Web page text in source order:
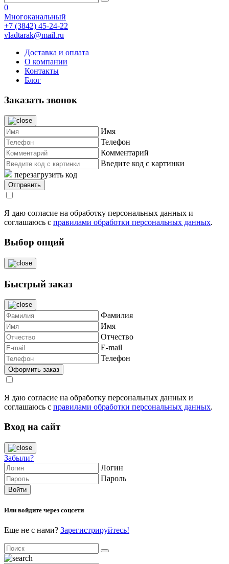
0
Многоканальный
+7 (3842) 45-24-22
vladtarak@mail.ru
Доставка и оплата
О компании
Контакты
Блог
Заказать звонок
Имя
Телефон
Комментарий
Введите код с картинки
перезагрузить код
Я даю согласие на обработку персональных данных и
соглашаюсь с правилами обработки персональных данных.
Выбор опций
Быстрый заказ
Фамилия
Имя
Отчество
E-mail
Телефон
Я даю согласие на обработку персональных данных и
соглашаюсь с правилами обработки персональных данных.
Вход на сайт
Забыли?
Логин
Пароль
Или войдите через соцсети
Еще не с нами? Зарегистрируйтесь!